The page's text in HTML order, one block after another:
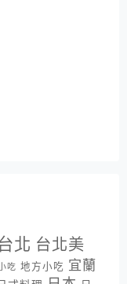
北 台北美
吃 地方小吃 宜蘭